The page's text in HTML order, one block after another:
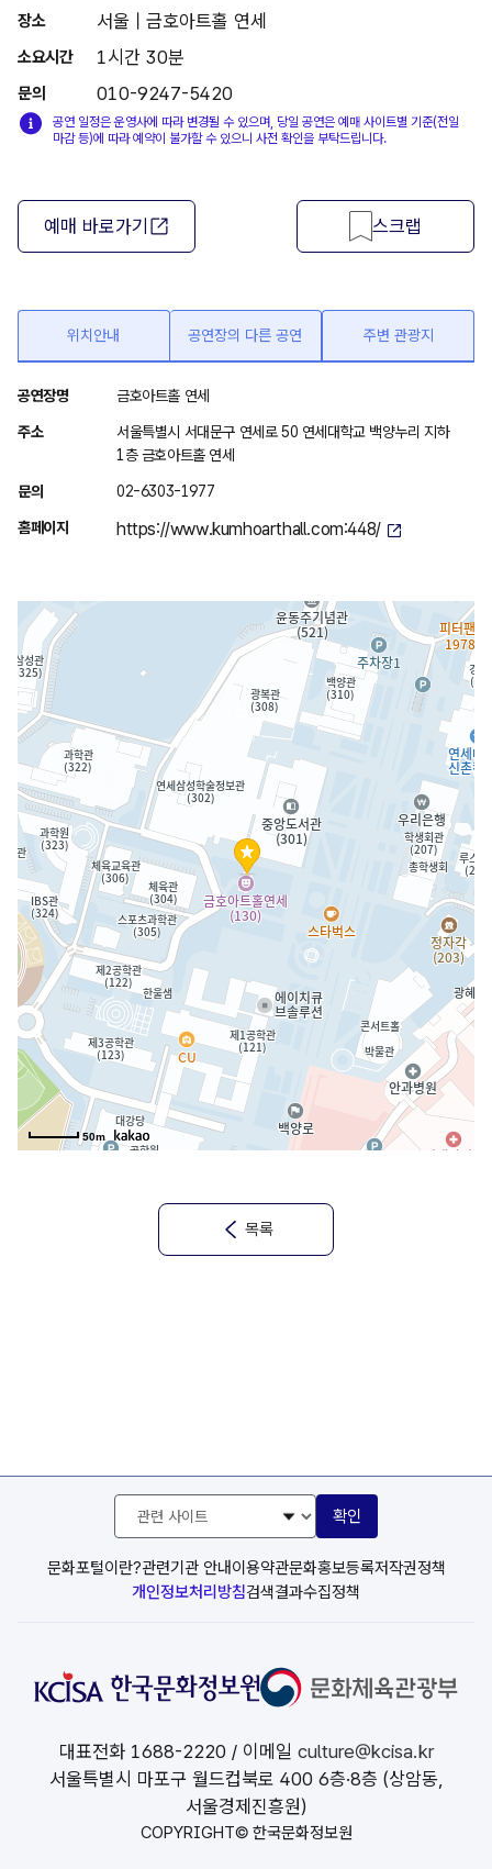
장소 서울 | 금호아트홀 연세
소요시간 1시간 30분
문의 010-9247-5420
공연 일정은 운영사에 따라 변경될 수 있으며, 당일 공연은 예매 사이트별 기준(전일
마감 등)에 따라 예약이 불가할 수 있으니 사전 확인을 부탁드립니다.
예매 바로가기 스크랩
위치안내 공연장의 다른 공연 주변 관광지
위
치
내
공연장명 금호아트홀 연세
주소
서울특별시 서대문구 연세로 50 연세대학교 백양누리 지하
1층 금호아트홀 연세
문의 02-6303-1977
홈페이지 https://www.kumhoarthall.com:448/
50m
목록
문화포털이란?관련기관 안내이용약관문화홍보등록저작권정책
개인정보처리방침검색결과수집정책
관
사
이
트
확인
대표전화 1688-2220 / 이메일 culture@kcisa.kr
서울특별시 마포구 월드컵북로 400 6층·8층 (상암동,
서울경제진흥원)
COPYRIGHT© 한국문화정보원